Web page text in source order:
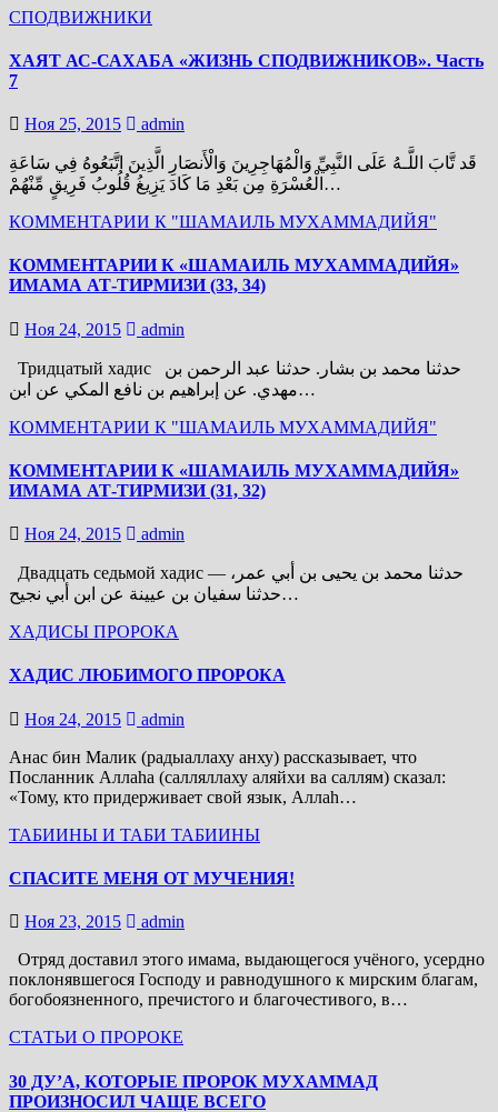
СПОДВИЖНИКИ
ХАЯТ АС-САХАБА «ЖИЗНЬ СПОДВИЖНИКОВ». Часть
7
Ноя 25, 2015 admin
قَد تَّابَ اللَّـهُ عَلَى النَّبِيِّ وَالْمُهَاجِرِينَ وَالْأَنصَارِ الَّذِينَ اتَّبَعُوهُ فِي سَاعَةِ
الْعُسْرَةِ مِن بَعْدِ مَا كَادَ يَزِيغُ قُلُوبُ فَرِيقٍ مِّنْهُمْ…
КОММЕНТАРИИ К "ШАМАИЛЬ МУХАММАДИЙЯ"
КОММЕНТАРИИ К «ШАМАИЛЬ МУХАММАДИЙЯ»
ИМАМА АТ-ТИРМИЗИ (33, 34)
Ноя 24, 2015 admin
Тридцатый хадис حدثنا محمد بن بشار. حدثنا عبد الرحمن بن
مهدي. عن إبراهيم بن نافع المكي عن ابن…
КОММЕНТАРИИ К "ШАМАИЛЬ МУХАММАДИЙЯ"
КОММЕНТАРИИ К «ШАМАИЛЬ МУХАММАДИЙЯ»
ИМАМА АТ-ТИРМИЗИ (31, 32)
Ноя 24, 2015 admin
Двадцать седьмой хадис — حدثنا محمد بن يحيى بن أبي عمر،
حدثنا سفيان بن عيينة عن ابن أبي نجيح…
ХАДИСЫ ПРОРОКА
ХАДИС ЛЮБИМОГО ПРОРОКА
Ноя 24, 2015
admin
Анас бин Малик (радыаллаху анху) рассказывает, что
Посланник Аллаhа (салляллаху аляйхи ва саллям) сказал:
«Тому, кто придерживает свой язык, Аллаh…
ТАБИИНЫ И ТАБИ ТАБИИНЫ
СПАСИТЕ МЕНЯ ОТ МУЧЕНИЯ!
Ноя 23, 2015
admin
Отряд доставил этого имама, выдающегося учёного, усердно
поклонявшегося Господу и равнодушного к мирским благам,
богобоязненного, пречистого и благочестивого, в…
СТАТЬИ О ПРОРОКЕ
30 ДУ’А, КОТОРЫЕ ПРОРОК МУХАММАД
ПРОИЗНОСИЛ ЧАЩЕ ВСЕГО